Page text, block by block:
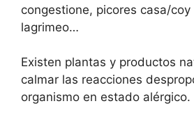
congestione, picores casa/coy
lagrimeo…
Existen plantas y productos
calmar las reacciones
organismo en estado alérgico.